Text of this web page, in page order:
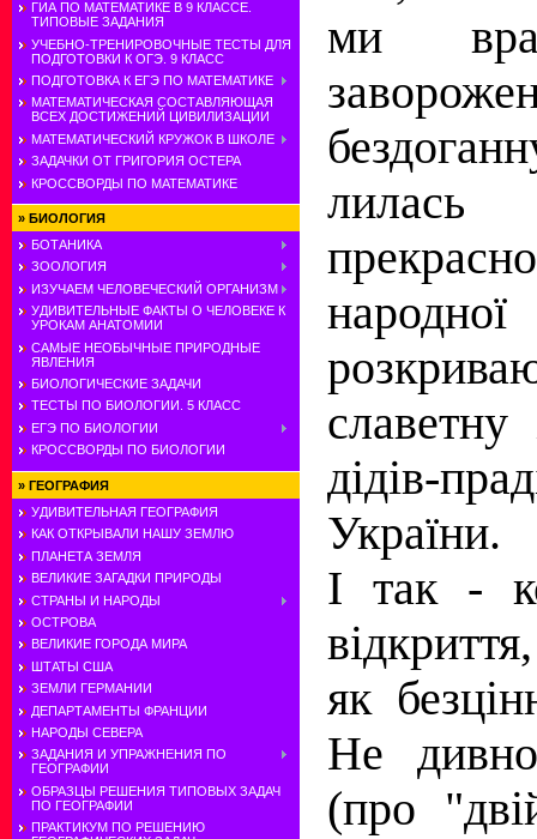
ГИА ПО МАТЕМАТИКЕ В 9 КЛАССЕ.
ТИПОВЫЕ ЗАДАНИЯ
УЧЕБНО-ТРЕНИРОВОЧНЫЕ ТЕСТЫ ДЛЯ
ПОДГОТОВКИ К ОГЭ. 9 КЛАСС
ПОДГОТОВКА К ЕГЭ ПО МАТЕМАТИКЕ
МАТЕМАТИЧЕСКАЯ СОСТАВЛЯЮЩАЯ
ВСЕХ ДОСТИЖЕНИЙ ЦИВИЛИЗАЦИИ
МАТЕМАТИЧЕСКИЙ КРУЖОК В ШКОЛЕ
ЗАДАЧКИ ОТ ГРИГОРИЯ ОСТЕРА
КРОССВОРДЫ ПО МАТЕМАТИКЕ
» БИОЛОГИЯ
БОТАНИКА
ЗООЛОГИЯ
ИЗУЧАЕМ ЧЕЛОВЕЧЕСКИЙ ОРГАНИЗМ
УДИВИТЕЛЬНЫЕ ФАКТЫ О ЧЕЛОВЕКЕ К
УРОКАМ АНАТОМИИ
САМЫЕ НЕОБЫЧНЫЕ ПРИРОДНЫЕ
ЯВЛЕНИЯ
БИОЛОГИЧЕСКИЕ ЗАДАЧИ
ТЕСТЫ ПО БИОЛОГИИ. 5 КЛАСС
ЕГЭ ПО БИОЛОГИИ
КРОССВОРДЫ ПО БИОЛОГИИ
» ГЕОГРАФИЯ
УДИВИТЕЛЬНАЯ ГЕОГРАФИЯ
КАК ОТКРЫВАЛИ НАШУ ЗЕМЛЮ
ПЛАНЕТА ЗЕМЛЯ
ВЕЛИКИЕ ЗАГАДКИ ПРИРОДЫ
СТРАНЫ И НАРОДЫ
ОСТРОВА
ВЕЛИКИЕ ГОРОДА МИРА
ШТАТЫ США
ЗЕМЛИ ГЕРМАНИИ
ДЕПАРТАМЕНТЫ ФРАНЦИИ
НАРОДЫ СЕВЕРА
ЗАДАНИЯ И УПРАЖНЕНИЯ ПО
ГЕОГРАФИИ
ОБРАЗЦЫ РЕШЕНИЯ ТИПОВЫХ ЗАДАЧ
ПО ГЕОГРАФИИ
ПРАКТИКУМ ПО РЕШЕНИЮ
ми
дiдiв-
України.
I так -
як
Не
(про